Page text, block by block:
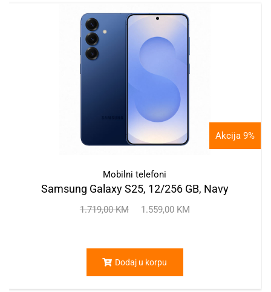
Akcija 9%
Mobilni telefoni
Samsung Galaxy S25, 12/256 GB, Navy
1.719,00KM 1.559,00 KM
Dodaj u korpu